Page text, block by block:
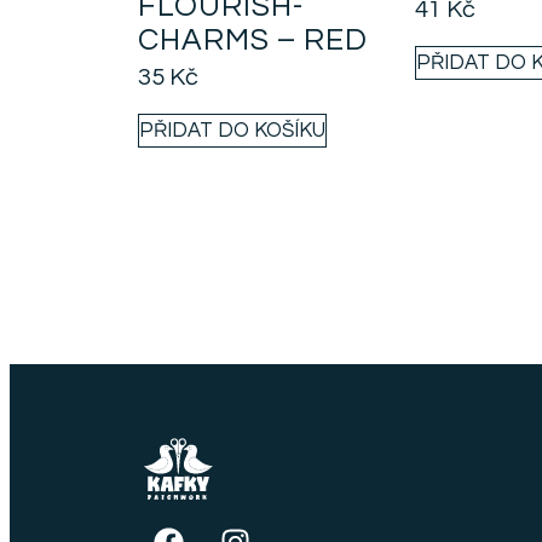
CHARMS – RED
35 Kč
PŘIDAT DO KOŠÍKU
41 Kč
PŘIDAT DO